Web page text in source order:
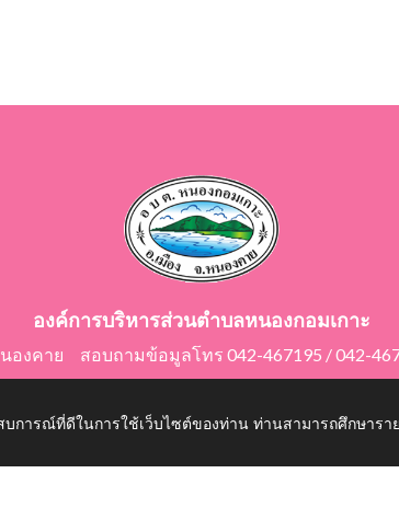
องค์การบริหารส่วนตำบลหนองกอมเกาะ
องคาย สอบถามข้อมูลโทร 042-467195 / 042-
การณ์ที่ดีในการใช้เว็บไซต์ของท่าน ท่านสามารถศึกษารา